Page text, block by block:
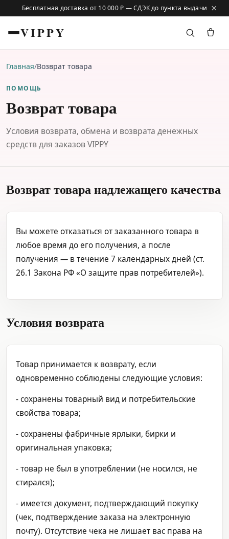
Бесплатная доставка от 10 000 ₽ — СДЭК до пункта выдачи ×
VIPPY
Главная/Возврат товара
ПОМОЩЬ
Возврат товара
Условия возврата, обмена и возврата денежных
средств для заказов VIPPY
Возврат товара надлежащего качества
Вы можете отказаться от заказанного товара в
любое время до его получения, а после
получения — в течение 7 календарных дней (ст.
26.1 Закона РФ «О защите прав потребителей»).
Условия возврата
Товар принимается к возврату, если
одновременно соблюдены следующие условия:
- сохранены товарный вид и потребительские
свойства товара;
- сохранены фабричные ярлыки, бирки и
оригинальная упаковка;
- товар не был в употреблении (не носился, не
стирался);
- имеется документ, подтверждающий покупку
(чек, подтверждение заказа на электронную
почту). Отсутствие чека не лишает вас права на